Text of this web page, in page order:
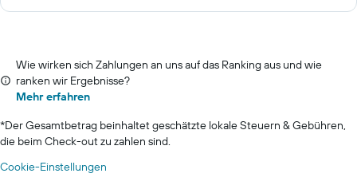
Wie wirken sich Zahlungen an uns auf das Ranking aus und wie
ranken wir Ergebnisse?
Mehr erfahren
*Der Gesamtbetrag beinhaltet geschätzte lokale Steuern & Gebühren,
die beim Check-out zu zahlen sind.
Cookie-Einstellungen